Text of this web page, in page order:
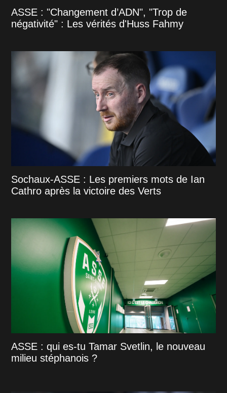
ASSE : "Changement d’ADN", "Trop de
négativité" : Les vérités d'Huss Fahmy
Sochaux-ASSE : Les premiers mots de Ian
Cathro après la victoire des Verts
ASSE : qui es-tu Tamar Svetlin, le nouveau
milieu stéphanois ?